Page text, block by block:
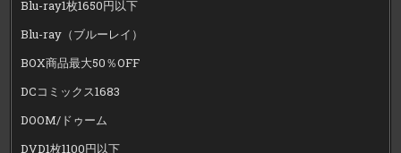
Blu-ray1枚1650円以下
Blu-ray（ブルーレイ）
BOX商品最大50％OFF
DCコミックス1683
DOOM/ドゥーム
DVD1枚1100円以下